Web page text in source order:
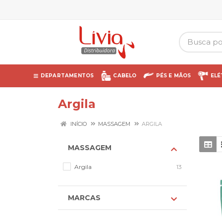
DEPARTAMENTOS CABELO PÉS E MÃOS
Argila
INÍCIO MASSAGEM ARGILA
MASSAGEM
Argila 13
MARCAS